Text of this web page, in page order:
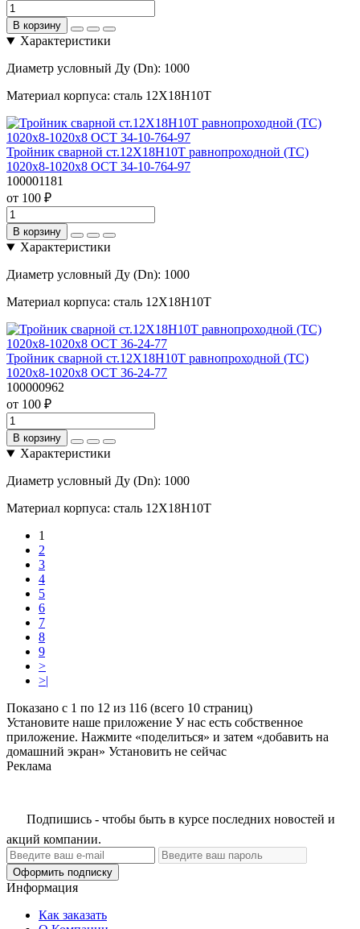
В корзину
Характеристики
Диаметр условный Ду (Dn): 1000
Материал корпуса: сталь 12Х18Н10Т
Тройник сварной ст.12Х18Н10Т равнопроходной (ТС)
1020х8-1020х8 ОСТ 34-10-764-97
100001181
от 100 ₽
В корзину
Характеристики
Диаметр условный Ду (Dn): 1000
Материал корпуса: сталь 12Х18Н10Т
Тройник сварной ст.12Х18Н10Т равнопроходной (ТС)
1020х8-1020х8 ОСТ 36-24-77
100000962
от 100 ₽
В корзину
Характеристики
Диаметр условный Ду (Dn): 1000
Материал корпуса: сталь 12Х18Н10Т
1
2
3
4
5
6
7
8
9
>
>|
Показано с 1 по 12 из 116 (всего 10 страниц)
Установите наше приложение У нас есть собственное
приложение. Нажмите «поделиться» и затем «добавить на
домашний экран» Установить не сейчас
Реклама
Подпишись - чтобы быть в курсе последних новостей и
акций компании.
Оформить подписку
Информация
Как заказать